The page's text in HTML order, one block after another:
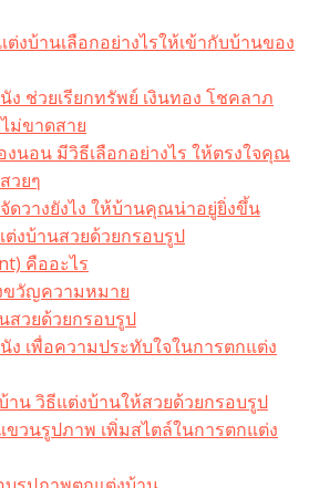
งบ้านเลือกอย่างไรให้เข้ากับบ้านของ
ช่วยเรียกทรัพย์ เงินทอง โชคลาภ
ม่ขาดสาย
นอน มีวิธีเลือกอย่างไร ให้ตรงใจคุณ
วยๆ
ดวางยังไง ให้บ้านคุณน่าอยู่ยิ่งขึ้น
ต่งบ้านสวยด้วยกรอบรูป
คืออะไร​
ขวัญความหมาย
สวยด้วยกรอบรูป
เพื่อความประทับใจในการตกแต่ง
าน วิธีแต่งบ้านให้สวยด้วยกรอบรูป
ขวนรูปภาพ เพิ่มสไตล์ในการตกแต่ง